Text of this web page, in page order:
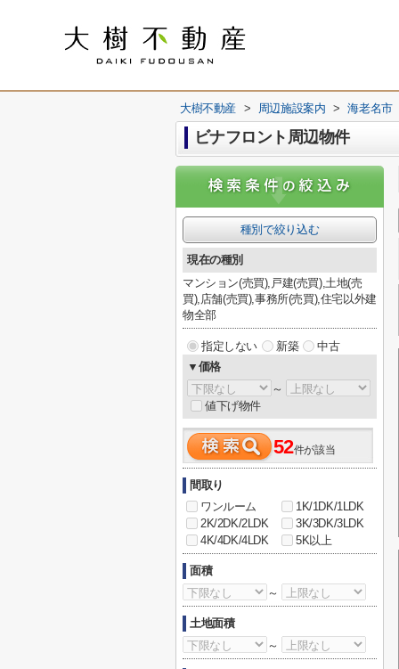
大樹不動産 > 周辺施設案内 > 海老名市
ビナフロント周辺物件
種別で絞り込む
現在の種別
マンション(売買),戸建(売買),土地(売
買),店舗(売買),事務所(売買),住宅以外建
物全部
指定しない 新築
中古
▼価格
～
値下げ物件
52件が該当
間取り
ワンルーム
1K/1DK/1LDK
2K/2DK/2LDK
3K/3DK/3LDK
4K/4DK/4LDK
5K以上
面積
～
土地面積
～